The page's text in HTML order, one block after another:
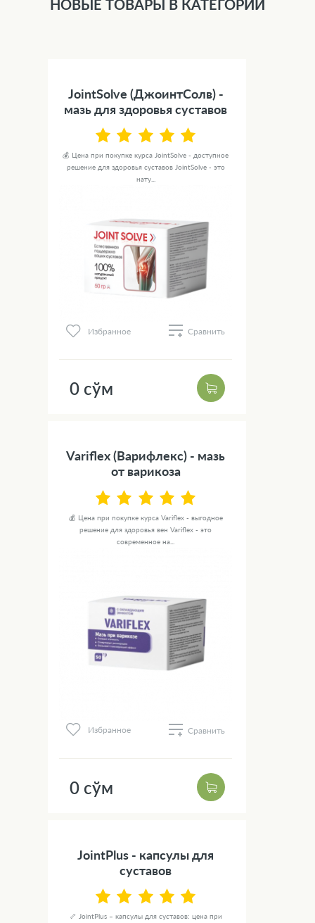
НОВЫЕ ТОВАРЫ В КАТЕГОРИИ
JointSolve (ДжоинтСолв) -
мазь для здоровья суставов
💰 Цена при покупке курса JointSolve - доступное
решение для здоровья суставов JointSolve - это
нату...
Избранное Сравнить
0 сўм
Variflex (Варифлекс) - мазь
от варикоза
💰 Цена при покупке курса Variflex - выгодное
решение для здоровья вен Variflex - это
современное на...
Избранное Сравнить
0 сўм
JointPlus - капсулы для
суставов
🦴 JointPlus – капсулы для суставов: цена при